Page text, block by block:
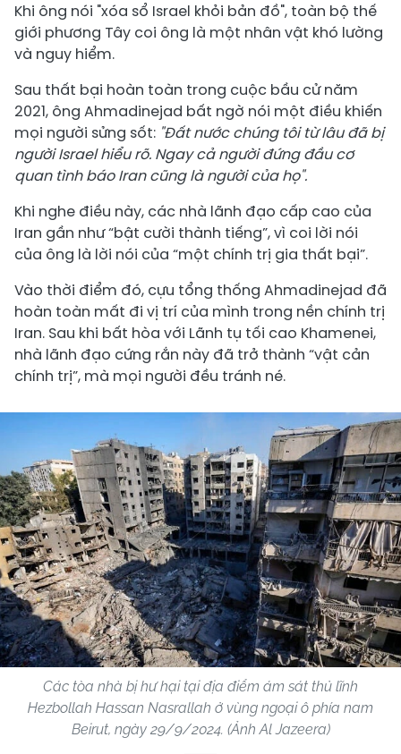
Khi ông nói "xóa sổ Israel khỏi bản đồ", toàn bộ thế
giới phương Tây coi ông là một nhân vật khó lường
và nguy hiểm.
Sau thất bại hoàn toàn trong cuộc bầu cử năm
2021, ông Ahmadinejad bất ngờ nói một điều khiến
mọi người sửng sốt: "Đất nước chúng tôi từ lâu đã bị
người Israel hiểu rõ. Ngay cả người đứng đầu cơ
quan tình báo Iran cũng là người của họ".
Khi nghe điều này, các nhà lãnh đạo cấp cao của
Iran gần như “bật cười thành tiếng”, vì coi lời nói
của ông là lời nói của “một chính trị gia thất bại”.
Vào thời điểm đó, cựu tổng thống Ahmadinejad đã
hoàn toàn mất đi vị trí của mình trong nền chính trị
Iran. Sau khi bất hòa với Lãnh tụ tối cao Khamenei,
nhà lãnh đạo cứng rắn này đã trở thành “vật cản
chính trị”, mà mọi người đều tránh né.
Các tòa nhà bị hư hại tại địa điểm ám sát thủ lĩnh
Hezbollah Hassan Nasrallah ở vùng ngoại ô phía nam
Beirut, ngày 29/9/2024. (Ảnh Al Jazeera)